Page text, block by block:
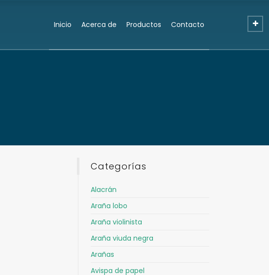
Inicio Acerca de Productos Contacto
Categorías
Alacrán
Araña lobo
Araña violinista
Araña viuda negra
Arañas
Avispa de papel